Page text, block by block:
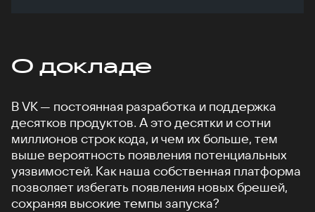
О докладе
В VK — постоянная разработка и поддержка
десятков продуктов. А это десятки и сотни
миллионов строк кода, и чем их больше, тем
выше вероятность появления потенциальных
уязвимостей. Как наша собственная платформа
позволяет избегать появления новых брешей,
сохраняя высокие темпы запуска?